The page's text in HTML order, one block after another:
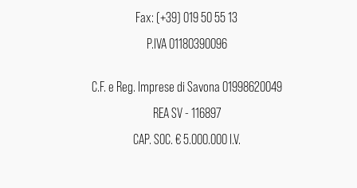
Fax: (+39) 019 50 55 13
P.IVA 01180390096
C.F. e Reg. Imprese di Savona 01998620049
REA SV - 116897
CAP. SOC. € 5.000.000 I.V.